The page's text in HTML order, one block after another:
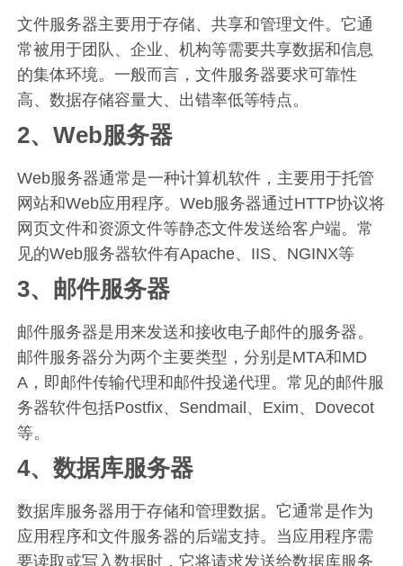
文件服务器主要用于存储、共享和管理文件。它通
常被用于团队、企业、机构等需要共享数据和信息
的集体环境。一般而言，文件服务器要求可靠性
高、数据存储容量大、出错率低等特点。
2、Web服务器
Web服务器通常是一种计算机软件，主要用于托管
网站和Web应用程序。Web服务器通过HTTP协议将
网页文件和资源文件等静态文件发送给客户端。常
见的Web服务器软件有Apache、IIS、NGINX等
3、邮件服务器
邮件服务器是用来发送和接收电子邮件的服务器。
邮件服务器分为两个主要类型，分别是MTA和MD
A，即邮件传输代理和邮件投递代理。常见的邮件服
务器软件包括Postfix、Sendmail、Exim、Dovecot
等。
4、数据库服务器
数据库服务器用于存储和管理数据。它通常是作为
应用程序和文件服务器的后端支持。当应用程序需
要读取或写入数据时，它将请求发送给数据库服务